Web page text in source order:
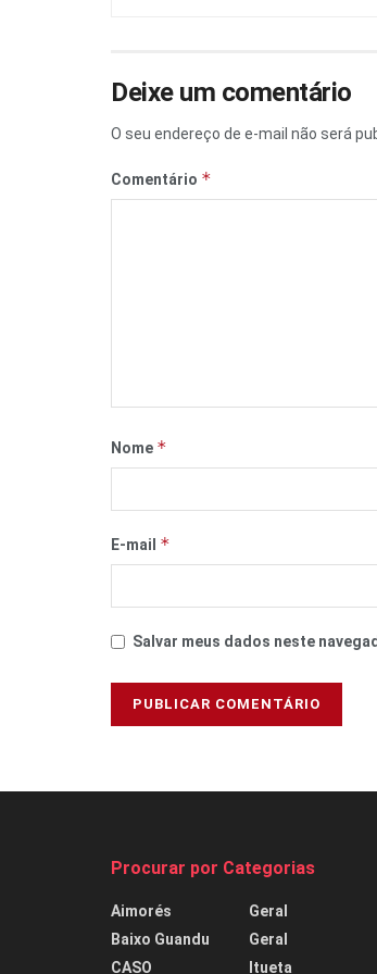
Deixe um comentário
O seu endereço de e-mail não será
Comentário *
Nome *
E-mail *
Salvar meus dados neste
Procurar por Categorias
Aimorés
Baixo Guandu
CASO
Geral
Geral
Itueta